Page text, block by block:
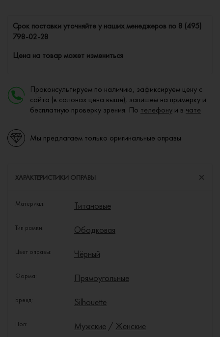
Cрок поставки уточняйте у наших менеджеров по 8 (495)
798-02-28
Цена на товар может измениться
Проконсультируем по наличию, зафиксируем цену с
сайта (в салонах цена выше), запишем на примерку и
бесплатную проверку зрения. По телефону и в чате
Мы предлагаем только оригинальные оправы
ХАРАКТЕРИСТИКИ ОПРАВЫ
Материал: Титановые
Тип рамки: Ободковая
Цвет оправы: Чёрный
Форма: Прямоугольные
Бренд: Silhouette
Пол: Мужские / Женские